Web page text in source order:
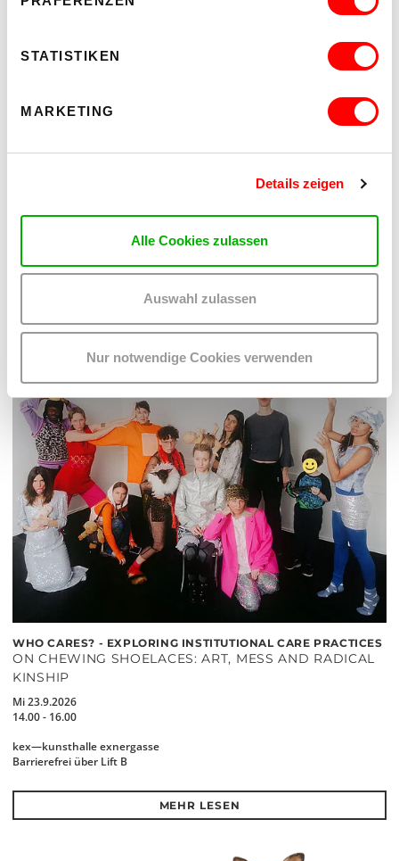
STATISTIKEN
MARKETING
Details zeigen
Alle Cookies zulassen
Auswahl zulassen
Nur notwendige Cookies verwenden
WAS, WENN MESS – DAS DURCHEINANDER – DIE
Barrierefrei über Lift B
WHO CARES? - EXPLORING INSTITUTIONAL CARE PRACTICES
ON CHEWING SHOELACES: ART, MESS AND RADICAL
KINSHIP
Mi 23.9.2026
14.00 - 16.00
kex—kunsthalle exnergasse
Barrierefrei über Lift B
MEHR LESEN